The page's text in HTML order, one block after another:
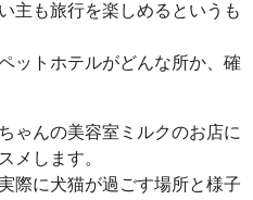
主も旅行を楽しめるというも
ットホテルがどんな所か、確
ゃんの美容室ミルクのお店に
メします。
際に犬猫が過ごす場所と様子